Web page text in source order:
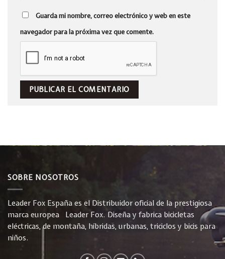
Guarda mi nombre, correo electrónico y web en este
navegador para la próxima vez que comente.
SOBRE NOSOTROS
Leader Fox España es el Distribuidor oficial de la prestigiosa
marca europea Leader Fox. Diseña y fabrica bicicletas
eléctricas, de montaña, híbridas, urbanas, triciclos y bicis para
niños.